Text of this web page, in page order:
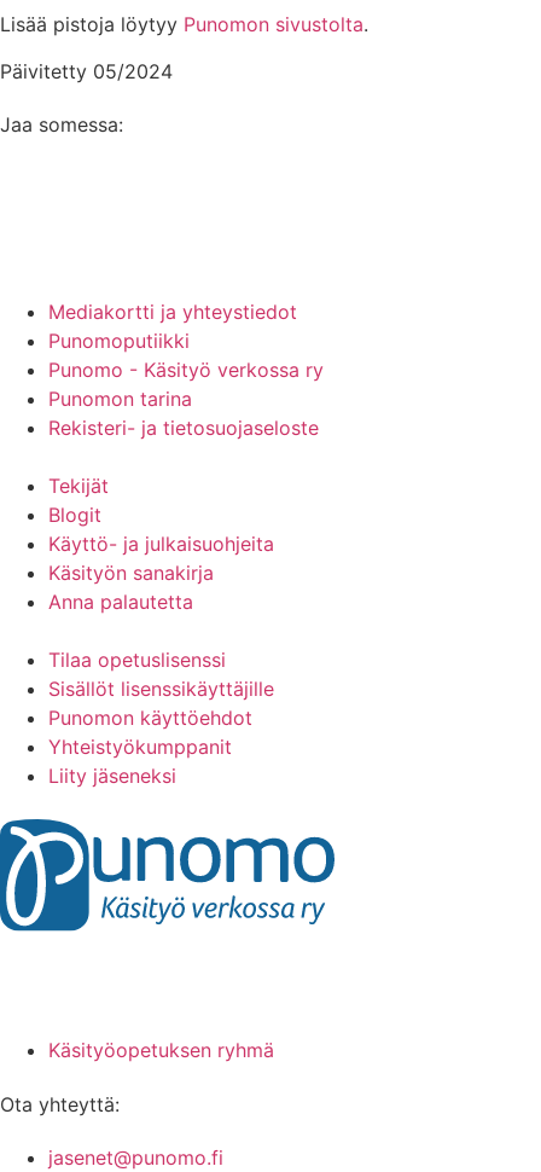
Lisää pistoja löytyy Punomon sivustolta.
Päivitetty 05/2024
Jaa somessa:
Mediakortti ja yhteystiedot
Punomoputiikki
Punomo - Käsityö verkossa ry
Punomon tarina
Rekisteri- ja tietosuojaseloste
Tekijät
Blogit
Käyttö- ja julkaisuohjeita
Käsityön sanakirja
Anna palautetta
Tilaa opetuslisenssi
Sisällöt lisenssikäyttäjille
Punomon käyttöehdot
Yhteistyökumppanit
Liity jäseneksi
Käsityöopetuksen ryhmä
Ota yhteyttä:
jasenet@punomo.fi